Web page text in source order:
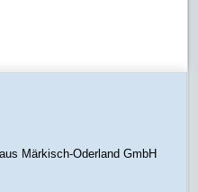
Märkisch-Oderland GmbH